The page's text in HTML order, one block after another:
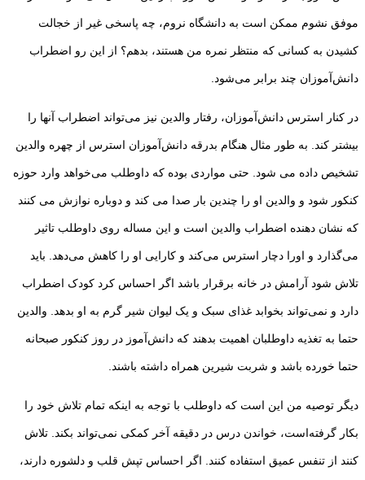
موفق نشوم ممکن است به دانشگاه نروم، چه پاسخی غیر از خجالت
کشیدن به کسانی که منتظر نمره من هستند، بدهم؟ از این رو اضطراب
دانش‌آموزان چند برابر می‌شود.
در کنار استرس دانش‌آموزان، رفتار والدین نیز می‌تواند اضطراب آنها را
بیشتر کند. به طور مثال هنگام بدرقه دانش‌آموزان استرس از چهره والدین
تشخیص داده می شود. حتی مواردی بوده‌ که داوطلب می‌خواهد وارد حوزه
کنکور شود و والدین او را چندین بار صدا می کند و دوباره نوازش می کنند
که نشان دهنده اضطراب والدین است و این مساله روی داوطلب تاثیر
می‌گذارد و اورا دچار استرس می‌کند و کارایی او را کاهش می‌دهد. باید
تلاش شود آرامش در خانه برقرار باشد اگر احساس کرد کودک اضطراب
دارد و نمی‌تواند بخوابد غذای سبک و یک لیوان شیر گرم به او بدهد. والدین
حتما به تغذیه داوطلبان اهمیت بدهند که دانش‌آموز در روز کنکور صبحانه
حتما خورده باشد و شربت شیرین همراه داشته باشند.
دیگر توصیه من این است که داوطلب با توجه به اینکه تمام تلاش خود را
بکار گرفته‌است، خواندن درس در دقیقه آخر کمکی نمی‌تواند بکند. تلاش
کنند از تنفس عمیق استفاده کنند. اگر احساس تپش قلب و دلشوره دارند،